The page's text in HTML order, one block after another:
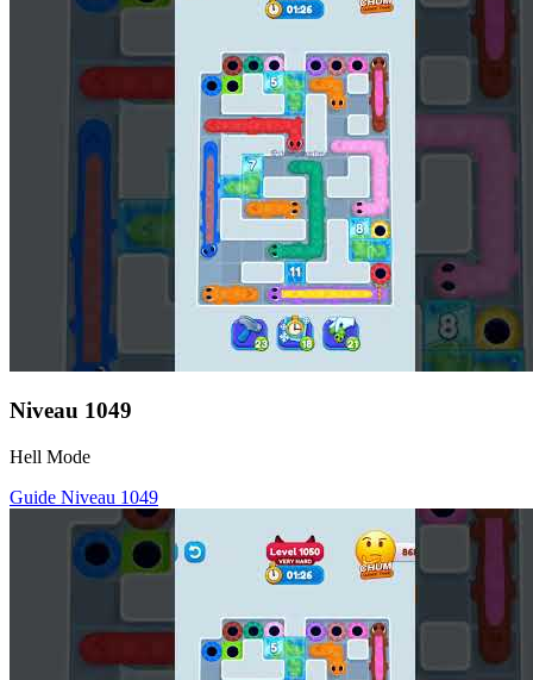
Niveau 1049
Hell Mode
Guide Niveau 1049